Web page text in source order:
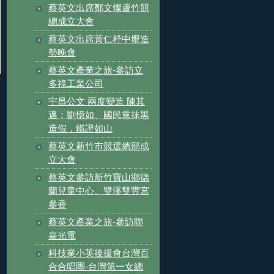
蔡英文出席鄭文燦蘆竹競
總成立大會
蔡英文出席黃仁杼中壢造
勢晚會
蔡英文產業之旅-參訪立
多祿工業公司
宇昌公文 兩度變造 陳其
邁：劉憶如、國民黨抹黑
造假，鐵證如山
蔡英文新竹市競選總部成
立大會
蔡英文參訪新竹寶山鄉德
蘭兒童中心、雙溪雙豐宮
參香
蔡英文產業之旅-參訪聯
嘉光電
科技業小英後援會台灣百
合合唱團-台灣第一女總